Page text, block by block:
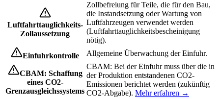
Luftfahrttauglichkeits-
Zollaussetzung
Zollbefreiung für Teile, die für den Bau,
die Instandsetzung oder Wartung von
Luftfahrzeugen verwendet werden
(Luftfahrttauglichkeitsbescheinigung
nötig).
Einfuhrkontrolle
Allgemeine Überwachung der Einfuhr.
CBAM: Schaffung
eines CO2-
Grenzausgleichssystems
CBAM: Bei der Einfuhr muss über die in
der Produktion entstandenen CO2-
Emissionen berichtet werden (zukünftig
CO2-Abgabe). Mehr erfahren →